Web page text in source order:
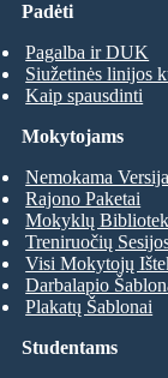
Padėti
Pagalba ir DUK
Siužetinės linijos
Kaip spausdinti
Studentams
Mokytojams
Nemokama
Rajono Paketai
Mokyklų
Treniruočių
Visi Mokytojų
Darbalapio
Plakatų Šablonai